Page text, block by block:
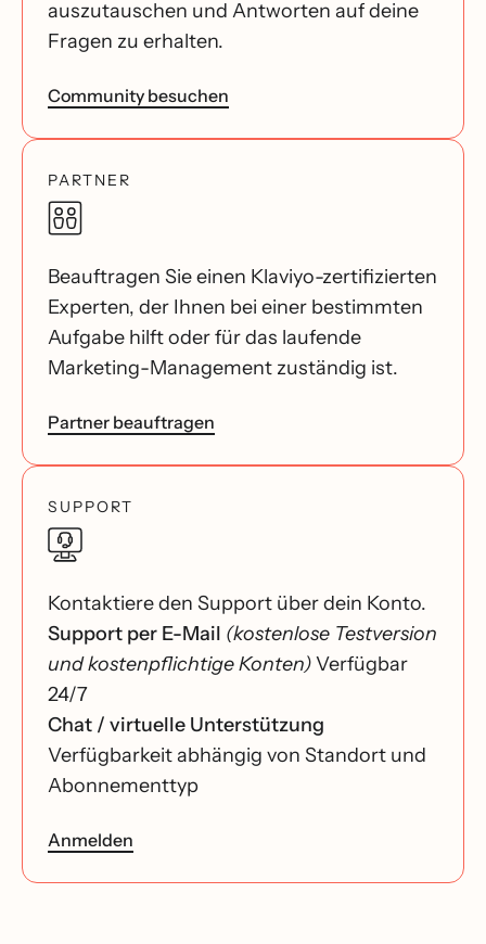
auszutauschen und Antworten auf deine
Fragen zu erhalten.
Community besuchen
PARTNER
Beauftragen Sie einen Klaviyo-zertifizierten
Experten, der Ihnen bei einer bestimmten
Aufgabe hilft oder für das laufende
Marketing-Management zuständig ist.
Partner beauftragen
SUPPORT
Kontaktiere den Support über dein Konto.
Support per E-Mail (kostenlose Testversion
und kostenpflichtige Konten)Verfügbar
24/7
Chat / virtuelle Unterstützung
Verfügbarkeit abhängig von Standort und
Abonnementtyp
Anmelden